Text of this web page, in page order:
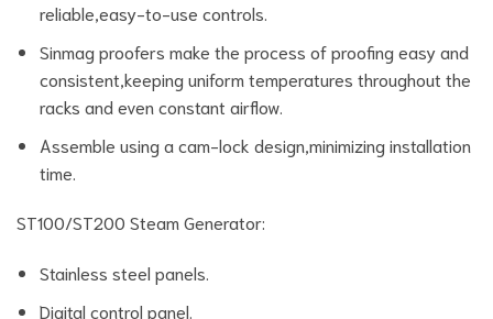
reliable,easy-to-use controls.
Sinmag proofers make the process of proofing easy and
consistent,keeping uniform temperatures throughout the
racks and even constant airflow.
Assemble using a cam-lock design,minimizing installation
time.
ST100/ST200 Steam Generator:
Stainless steel panels.
Digital control panel.